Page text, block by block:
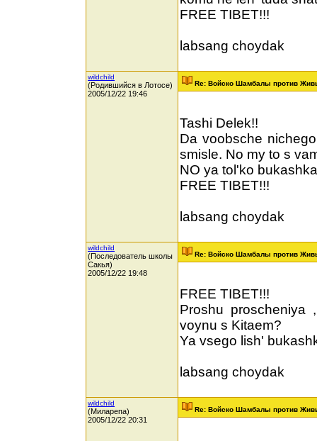
FREE TIBET!!!
labsang choydak
wildchild
(Родившийся в Лотосе)
2005/12/22 19:46
Re: Войско Шамбалы против
Tashi Delek!!
Da voobsche
smisle. No my to s
NO ya tol'ko bukashka
FREE TIBET!!!
labsang choydak
wildchild
(Последователь школы
Сакья)
2005/12/22 19:48
Re: Войско Шамбалы против
FREE TIBET!!!
Proshu
voynu s Kitaem?
Ya vsego lish'
labsang choydak
wildchild
(Миларепа)
2005/12/22 20:31
Re: Войско Шамбалы против